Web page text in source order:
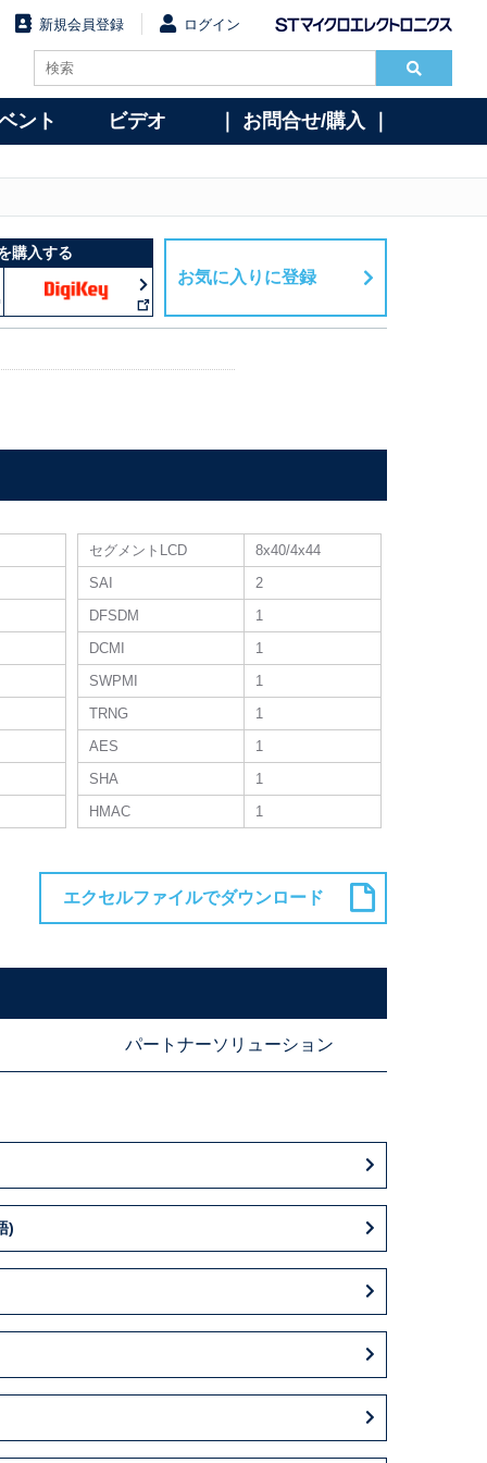
新規会員登録 ログイン
ント ビデオ ｜ お問合せ/購入 ｜
購入する
お気に入りに登録
セグメントLCD
8x40/4x44
SAI
2
DFSDM
1
DCMI
1
SWPMI
1
TRNG
1
AES
1
SHA
1
HMAC
1
パートナーソリューション
)